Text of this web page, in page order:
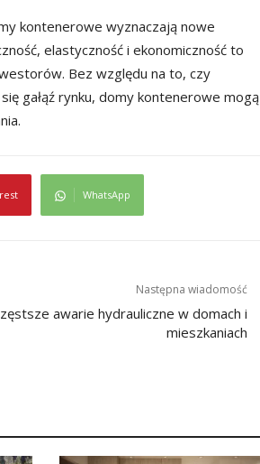
kontenerowe wyznaczają nowe
elastyczność i ekonomiczność to
Bez względu na to, czy
gałąź rynku, domy kontenerowe mogą
WhatsApp
Następna wiadomość
awarie hydrauliczne w domach i
mieszkaniach